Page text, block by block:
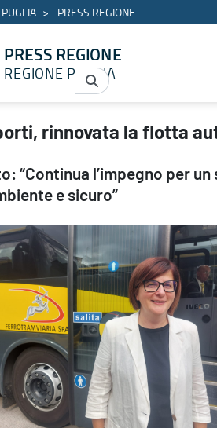
PRESS REGIONE
PRESS REGIONE
REGIONE PUGLIA
autobus di Ferrotramviaria - PRESS
rinnovata la flotta
“Continua l’impegno per
e sicuro”